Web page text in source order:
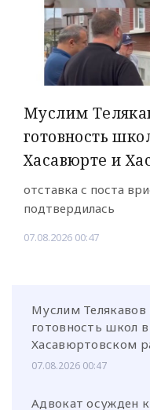
Муслим
готовность
Хасавюрте и
отставка с поста
подтвердилась
07.08.2026 00:47
Муслим Телякавов
готовность школ
Хасавюртовском
07.08.2026 00:47
Адвокат осужден